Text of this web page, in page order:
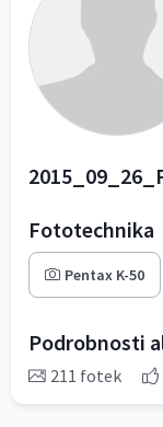
Fototechnika
Pentax K-50
Podrobnosti
211 fotek